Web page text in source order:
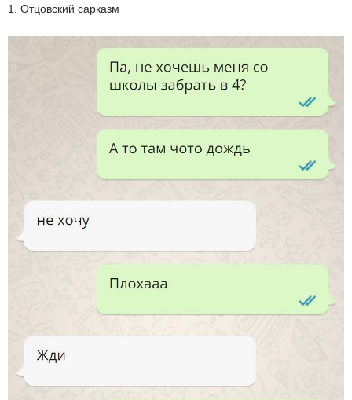
1. Отцовский сарказм